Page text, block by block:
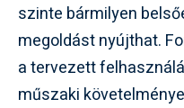
szinte bármilyen
megoldást nyújthat.
a tervezett
műszaki